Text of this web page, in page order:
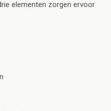
elementen zorgen ervoor